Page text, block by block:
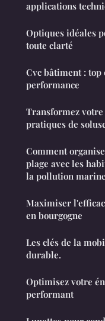
applications
Optiques idéales
toute clarté
Cvc bâtiment :
performance
Transformez votre
pratiques de
Comment
plage avec les
la pollution
Maximiser
en bourgogne
Les clés de la
durable.
Optimisez votre
performant